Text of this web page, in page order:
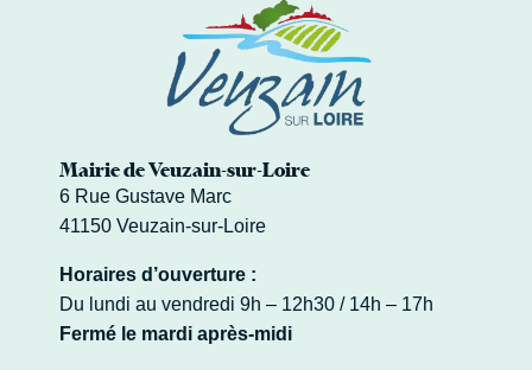
Mairie de Veuzain-sur-Loire
6 Rue Gustave Marc
41150 Veuzain-sur-Loire
Horaires d’ouverture :
Du lundi au vendredi 9h – 12h30 / 14h – 17h
Fermé le mardi après-midi